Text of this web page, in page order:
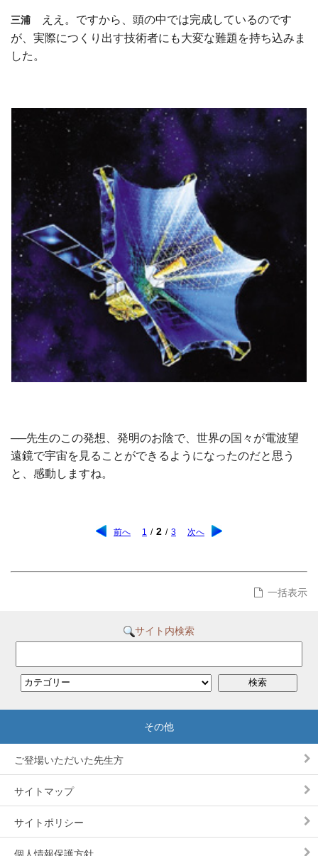
三浦 ええ。ですから、頭の中では完成しているのです
が、実際につくり出す技術者にも大変な難題を持ち込みま
した。
──先生のこの発想、発明のお陰で、世界の国々が電波望
遠鏡で宇宙を見ることができるようになったのだと思う
と、感動しますね。
前へ 1 / 2 / 3 次へ
一括表示
サイト内検索
ご登場いただいた先生方
サイトマップ
サイトポリシー
個人情報保護方針